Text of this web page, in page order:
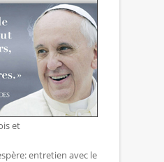
et
entretien avec le